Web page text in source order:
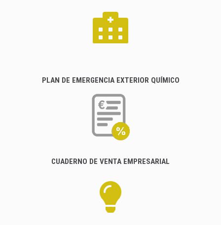
PLAN DE EMERGENCIA EXTERIOR QUÍMICO
CUADERNO DE VENTA EMPRESARIAL